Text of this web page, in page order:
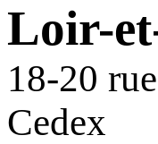
Loir-
18-20
Cedex